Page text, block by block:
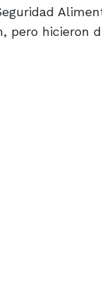
pero hicieron